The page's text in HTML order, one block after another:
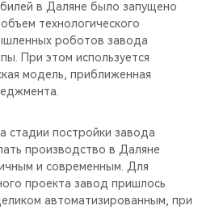
в Даляне было запущено
технологического
роботов завода
При этом используется
модель, приближенная
стадии постройки завода
производство в Даляне
и современным. Для
проекта завод пришлось
автоматизированным, при